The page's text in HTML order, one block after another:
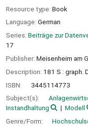
Resource type: Book
Language: German
Series: Beiträge zur
17
Publisher: Meisenheim am
Description: 181 S : graph.
ISBN:
3445114773
Subject(s):
Instandhaltung
Modell
Genre/Form: